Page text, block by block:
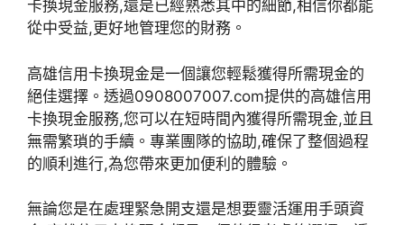
卡換現金服務,還是已經熟悉其中的細節,相信你都能
從中受益,更好地管理您的財務。
高雄信用卡換現金是一個讓您輕鬆獲得所需現金的
絕佳選擇。透過0908007007.com提供的高雄信用
卡換現金服務,您可以在短時間內獲得所需現金,並且
無需繁瑣的手續。專業團隊的協助,確保了整個過程
的順利進行,為您帶來更加便利的體驗。
無論您是在處理緊急開支還是想要靈活運用手頭資